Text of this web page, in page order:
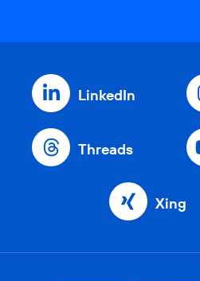
LinkedIn
Threads
Xing